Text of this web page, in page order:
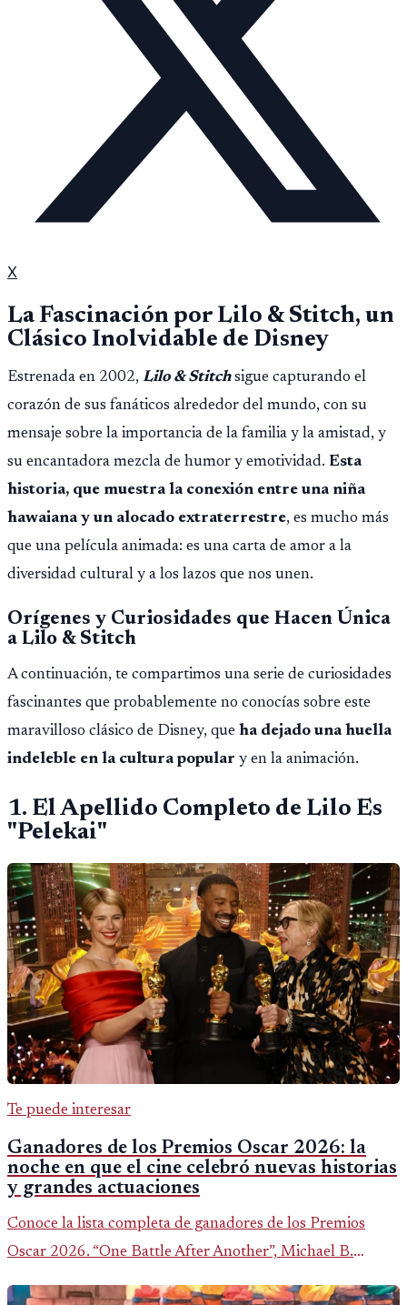
X
La Fascinación por Lilo & Stitch, un
Clásico Inolvidable de Disney
Estrenada en 2002, Lilo & Stitchsigue capturando el
corazón de sus fanáticos alrededor del mundo, con su
mensaje sobre la importancia de la familia y la amistad, y
su encantadora mezcla de humor y emotividad. Esta
historia, que muestra la conexión entre una niña
hawaiana y un alocado extraterrestre, es mucho más
que una película animada: es una carta de amor a la
diversidad cultural y a los lazos que nos unen.
Orígenes y Curiosidades que Hacen Única
a Lilo & Stitch
A continuación, te compartimos una serie de curiosidades
fascinantes que probablemente no conocías sobre este
maravilloso clásico de Disney, que ha dejado una huella
indeleble en la cultura popular y en la animación.
1. El Apellido Completo de Lilo Es
"Pelekai"
Te puede interesar
Ganadores de los Premios Oscar 2026: la
noche en que el cine celebró nuevas historias
y grandes actuaciones
Conoce la lista completa de ganadores de los Premios
Oscar 2026. “One Battle After Another”, Michael B.